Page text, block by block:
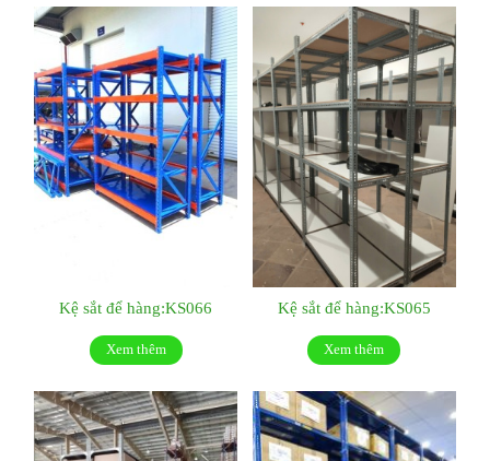
Kệ sắt để hàng:KS066
Xem thêm
Kệ sắt để hàng:KS065
Xem thêm